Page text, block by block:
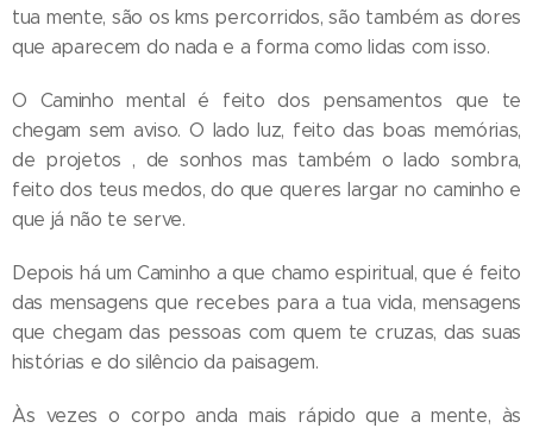
tua mente, são os kms percorridos, são também as dores
que aparecem do nada e a forma como lidas com isso.
O Caminho mental é feito dos pensamentos que te
chegam sem aviso. O lado luz, feito das boas memórias,
de projetos , de sonhos mas também o lado sombra,
feito dos teus medos, do que queres largar no caminho e
que já não te serve.
Depois há um Caminho a que chamo espiritual, que é feito
das mensagens que recebes para a tua vida, mensagens
que chegam das pessoas com quem te cruzas, das suas
histórias e do silêncio da paisagem.
Às vezes o corpo anda mais rápido que a mente, às